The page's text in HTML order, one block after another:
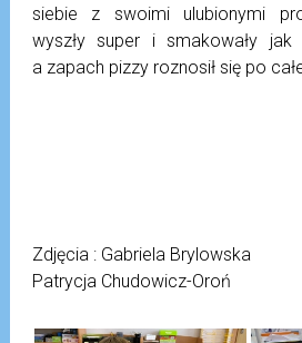
siebie z swoimi ulubionymi
wyszły super i smakowały jak
a zapach pizzy roznosił się po
Zdjęcia : Gabriela Brylowska
Patrycja Chudowicz-Oroń